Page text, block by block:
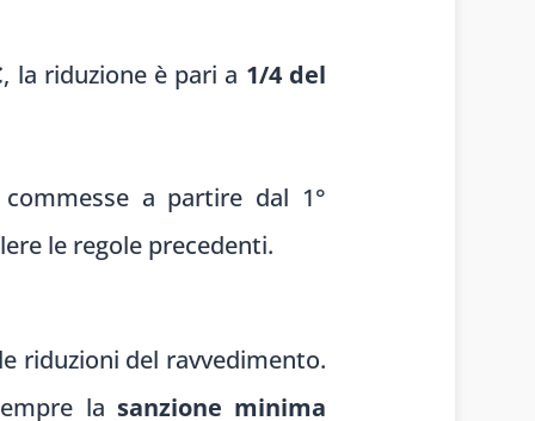
, la riduzione è pari a 1/4 del
a partire dal 1°
le regole precedenti.
riduzioni del ravvedimento.
la sanzione minima